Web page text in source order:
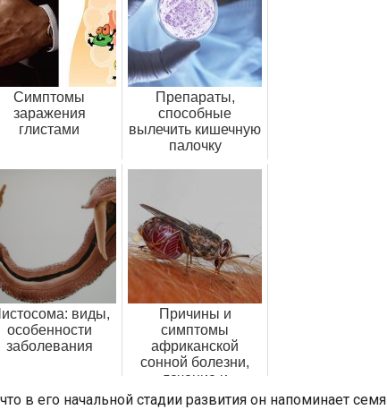
Симптомы
заражения
глистами
Препараты,
способные
вылечить кишечную
палочку
виды,
особенности
заболевания
Причины и
симптомы
африканской
сонной болезни,
лечение и
профилактика
в его начальной стадии развития он напоминает семя